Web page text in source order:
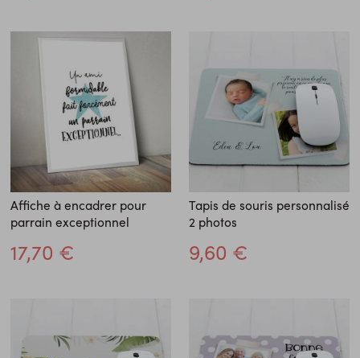
Affiche à encadrer pour
parrain exceptionnel
17,70 €
Tapis de souris personnalisé
2 photos
9,60 €